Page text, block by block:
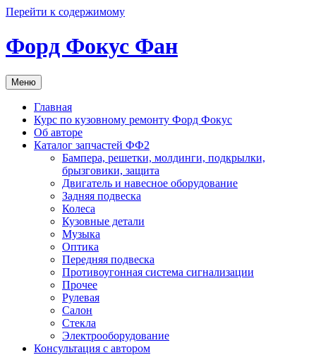
Перейти к содержимому
Форд Фокус Фан
Меню
Главная
Курс по кузовному ремонту Форд Фокус
Об авторе
Каталог запчастей ФФ2
Бампера, решетки, молдинги, подкрылки,
брызговики, защита
Двигатель и навесное оборудование
Задняя подвеска
Колеса
Кузовные детали
Музыка
Оптика
Передняя подвеска
Противоугонная система сигнализации
Прочее
Рулевая
Салон
Стекла
Электрооборудование
Консультация с автором